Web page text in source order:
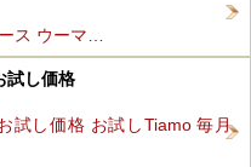
ス ウーマ…
試し価格
試し価格 お試しTiamo 毎月